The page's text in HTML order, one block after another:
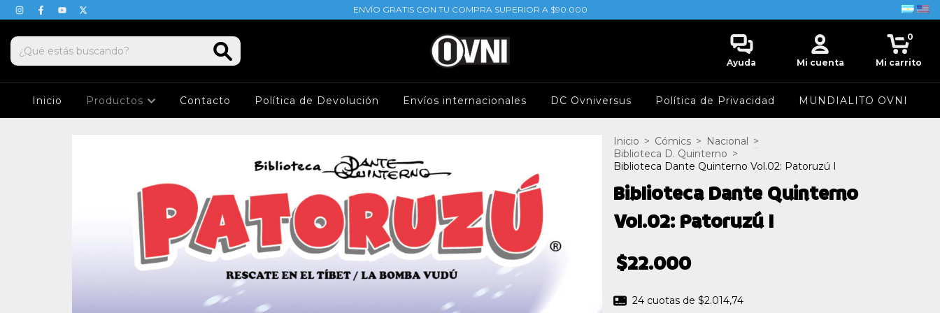
ENVÍO GRATIS CON TU COMPRA SUPERIOR A $90.000
Ayuda Mi cuenta Mi carrito
0
Inicio Productos Contacto Política de Devolución Envíos internacionales DC Ovniversus Política de Privacidad MUNDIALITO OVNI
Inicio > Cómics > Nacional >
Biblioteca D. Quinterno >
Biblioteca Dante Quinterno Vol.02: Patoruzú I
Biblioteca Dante Quinterno
Vol.02: Patoruzú I
$22.000
24 cuotas de $2.014,74